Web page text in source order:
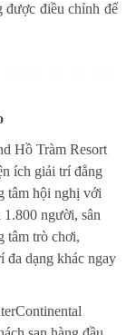
được điều chỉnh để
Hồ Tràm Resort
ích giải trí đẳng
tâm hội nghị với
người, sân
tâm trò chơi,
đa dạng khác ngay